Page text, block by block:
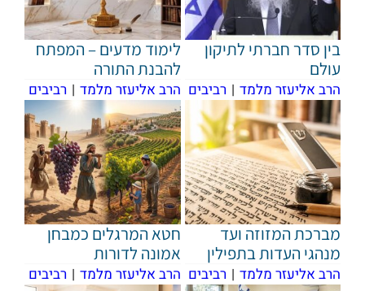
בין סדר חברתי לתיקון
עולם
הרב אליעזר מלמד | רביבים
לימוד מדעים – המפתח
להבנת התורה
הרב אליעזר מלמד | רביבים
מברכת המזוזה ועד
מנהגי העדות בתפילין
הרב אליעזר מלמד | רביבים
חטא המרגלים כמבחן
אמונה לדורות
הרב אליעזר מלמד | רביבים